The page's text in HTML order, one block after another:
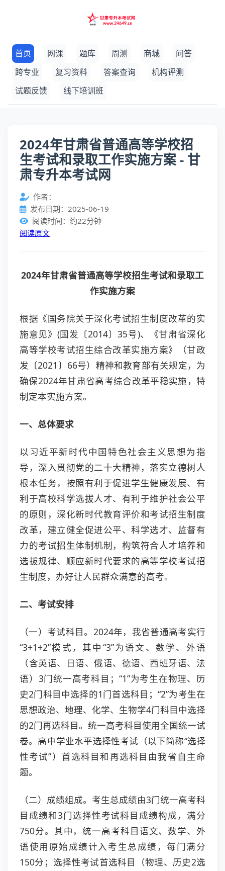
首页 网课 题库 周测 商城
问答
跨专业
复习资料 答案查询
机构评测
试题反馈
线下培训班
2024年甘肃省普通高等学校招
生考试和录取工作实施方案 - 甘
肃专升本考试网
作者：
发布日期：2025-06-19
阅读时间：约22分钟
阅读原文
2024年甘肃省普通高等学校招生考试和录取工
作实施方案
根据《国务院关于深化考试招生制度改革的实
施意见》(国发〔2014〕35号)、《甘肃省深化
高等学校考试招生综合改革实施方案》（甘政
发〔2021〕66号）精神和教育部有关规定，为
确保2024年甘肃省高考综合改革平稳实施，特
制定本实施方案。
一、总体要求
以习近平新时代中国特色社会主义思想为指
导，深入贯彻党的二十大精神，落实立德树人
根本任务，按照有利于促进学生健康发展、有
利于高校科学选拔人才、有利于维护社会公平
的原则，深化新时代教育评价和考试招生制度
改革，建立健全促进公平、科学选才、监督有
力的考试招生体制机制，构筑符合人才培养和
选拔规律、顺应新时代要求的高等学校考试招
生制度，办好让人民群众满意的高考。
二、考试安排
（一）考试科目。2024年，我省普通高考实行
“3+1+2”模式，其中“3”为语文、数学、外语
（含英语、日语、俄语、德语、西班牙语、法
语）3门统一高考科目；“1”为考生在物理、历
史2门科目中选择的1门首选科目；“2”为考生在
思想政治、地理、化学、生物学4门科目中选择
的2门再选科目。统一高考科目使用全国统一试
卷。高中学业水平选择性考试（以下简称“选择
性考试”）首选科目和再选科目由我省自主命
题。
（二）成绩组成。考生总成绩由3门统一高考科
目成绩和3门选择性考试科目成绩构成，满分
750分。其中，统一高考科目语文、数学、外
语使用原始成绩计入考生总成绩，每门满分
150分；选择性考试首选科目（物理、历史2选